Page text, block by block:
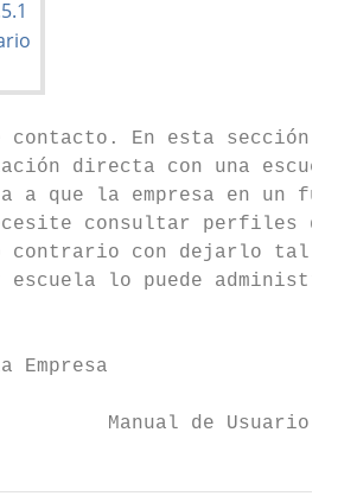
contacto. En esta sección,
directa con una
a que la empresa en un
consultar perfiles de
contrario con dejarlo tal
escuela lo puede
Empresa
Manual de Usuario